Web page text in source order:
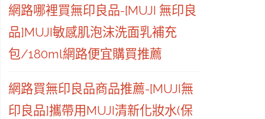
網路哪裡買無印良品-[MUJI 無印良
品]MUJI敏感肌泡沫洗面乳補充
包/180ml網路便宜購買推薦
網路買無印良品商品推薦-[MUJI無
印良品]攜帶用MUJI清新化妝水(保